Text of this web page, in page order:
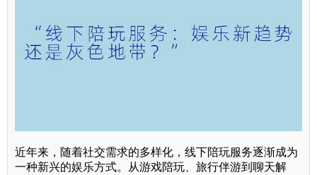
近年来，随着社交需求的多样化，线下陪玩服务逐渐成为
一种新兴的娱乐方式。从游戏陪玩、旅行伴游到聊天解